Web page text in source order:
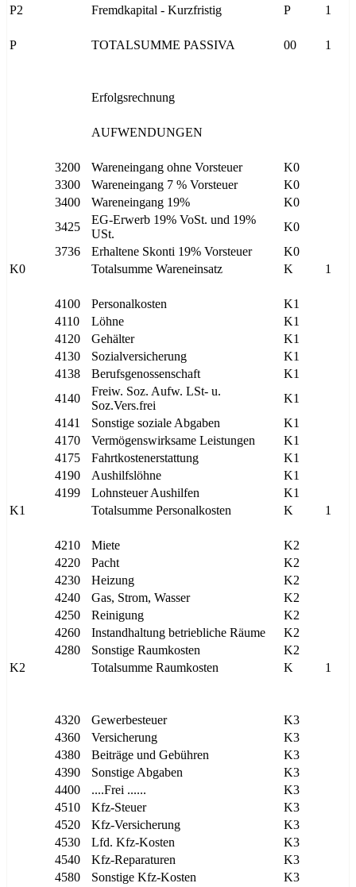
P2 Fremdkapital - Kurzfristig P 1
P TOTALSUMME PASSIVA 00 1
Erfolgsrechnung
AUFWENDUNGEN
3200 Wareneingang ohne Vorsteuer
K0
3300
Wareneingang 7 % Vorsteuer
K0
3400
Wareneingang 19%
K0
3425
EG-Erwerb 19% VoSt. und 19%
USt.
K0
3736
Erhaltene Skonti 19% Vorsteuer
K0
K0
Totalsumme Wareneinsatz K 1
4100 Personalkosten
K1
4110
Löhne
K1
4120
Gehälter
K1
4130
Sozialversicherung
K1
4138
Berufsgenossenschaft
K1
4140
Freiw. Soz. Aufw. LSt- u.
Soz.Vers.frei
K1
4141
Sonstige soziale Abgaben
K1
4170
Vermögenswirksame Leistungen
K1
4175
Fahrtkostenerstattung
K1
4190
Aushilfslöhne
K1
4199
Lohnsteuer Aushilfen
K1
K1
Totalsumme Personalkosten K 1
4210 Miete
K2
4220
Pacht
K2
4230
Heizung
K2
4240
Gas, Strom, Wasser
K2
4250
Reinigung
K2
4260
Instandhaltung betriebliche Räume
K2
4280
Sonstige Raumkosten
K2
K2
Totalsumme Raumkosten K 1
4320 Gewerbesteuer
K3
4360
Versicherung
K3
4380
Beiträge und Gebühren
K3
4390
Sonstige Abgaben
K3
4400
....Frei ......
K3
4510
Kfz-Steuer
K3
4520
Kfz-Versicherung
K3
4530
Lfd. Kfz-Kosten
K3
4540
Kfz-Reparaturen
K3
4580
Sonstige Kfz-Kosten
K3